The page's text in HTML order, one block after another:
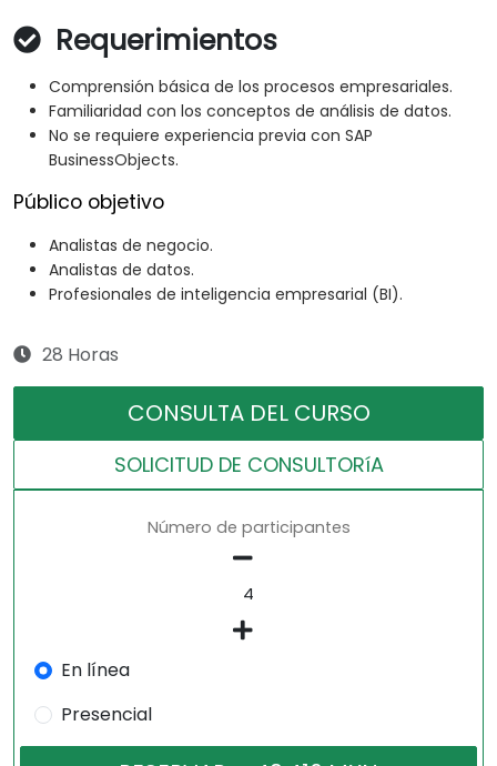
Requerimientos
Comprensión básica de los procesos empresariales.
Familiaridad con los conceptos de análisis de datos.
No se requiere experiencia previa con SAP
BusinessObjects.
Público objetivo
Analistas de negocio.
Analistas de datos.
Profesionales de inteligencia empresarial (BI).
28 Horas
CONSULTA DEL CURSO
SOLICITUD DE CONSULTORíA
Número de participantes
En línea
Presencial